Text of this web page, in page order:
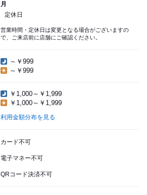
月
定休日
営業時間・定休日は変更となる場合がございますの
で、ご来店前に店舗にご確認ください。
～￥999
～￥999
￥1,000～￥1,999
￥1,000～￥1,999
利用金額分布を見る
カード不可
電子マネー不可
QRコード決済不可